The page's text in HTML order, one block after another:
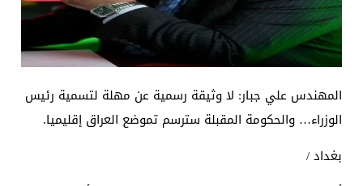
المهندس علي جبار: لا وثيقة رسمية عن مهلة لتسمية رئيس
الوزراء… والحكومة المقبلة سترسم تموضع العراق إقليميا.
بغداد /